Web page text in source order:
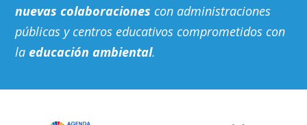
nuevas colaboraciones con administraciones
públicas y centros educativos comprometidos con
laeducación ambiental.